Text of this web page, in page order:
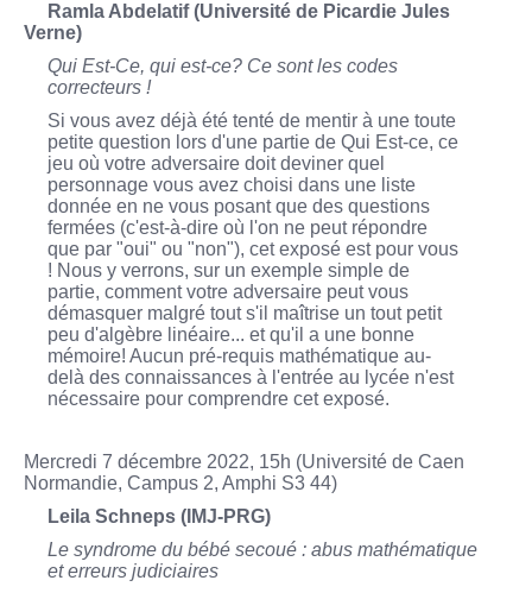
Ramla Abdelatif (Université de Picardie Jules
Verne)
Qui Est-Ce, qui est-ce? Ce sont les codes
correcteurs !
Si vous avez déjà été tenté de mentir à une toute
petite question lors d'une partie de Qui Est-ce, ce
jeu où votre adversaire doit deviner quel
personnage vous avez choisi dans une liste
donnée en ne vous posant que des questions
fermées (c'est-à-dire où l'on ne peut répondre
que par "oui" ou "non"), cet exposé est pour vous
! Nous y verrons, sur un exemple simple de
partie, comment votre adversaire peut vous
démasquer malgré tout s'il maîtrise un tout petit
peu d'algèbre linéaire... et qu'il a une bonne
mémoire! Aucun pré-requis mathématique au-
delà des connaissances à l'entrée au lycée n'est
nécessaire pour comprendre cet exposé.
Mercredi 7 décembre 2022, 15h (Université de Caen
Normandie, Campus 2, Amphi S3 44)
Leila Schneps (IMJ-PRG)
Le syndrome du bébé secoué : abus mathématique
et erreurs judiciaires